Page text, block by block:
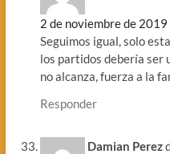
2 de noviembre de
Seguimos igual, solo
los partidos debería ser
no alcanza, fuerza a la
Responder
Damian Perez